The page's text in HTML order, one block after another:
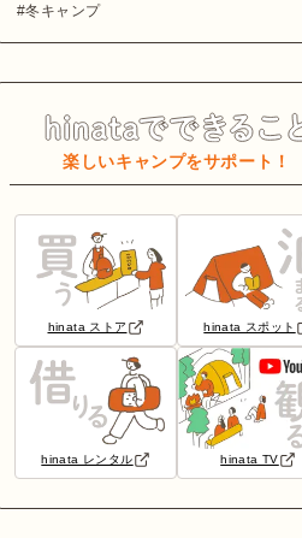
冬キャンプ
楽しいキャンプをサポート！
hinata ストア hinata スポット
hinata レンタル hinata TV